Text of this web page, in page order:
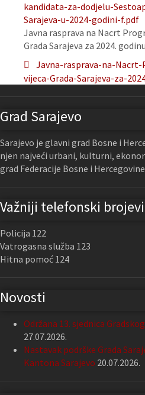
kandidata-za-dodjelu-
Sarajeva-u-2024-godini-f.pdf
Javna rasprava na Nacrt
Grada Sarajeva za 2024.
Javna-rasprava-na-
vijeca-Grada-Sarajeva-za-
Grad Sarajevo
Sarajevo je glavni grad Bosne i
njen najveći urbani, kulturni,
grad Federacije Bosne i
Važniji telefonski brojevi
Policija 122
Vatrogasna služba 123
Hitna pomoć 124
Novosti
Održana 13. sjednica
27.07.2026.
Nastavak podrške Grada
Kantona Sarajevo 20.07.2026.